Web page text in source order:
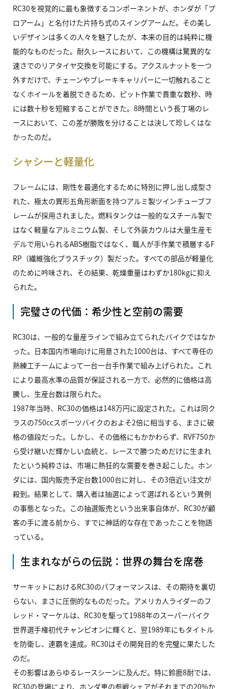
RC30を視覚的に最も象徴するコンポーネントが、ホンダが「プ
ロアーム」と名付けた片持ち式のスイングアームだ。その美し
いデザインは多くの人々を魅了したが、本来の目的は純粋に機
能的なものだった。耐久レースにおいて、この機構は驚異的な
速さでのリアタイヤ交換を可能にする。アクスルナットを一つ
外すだけで、チェーンやブレーキキャリパーに一切触れること
なくホイールを着脱できるため、ピット作業で貴重な数秒、時
には数十秒を短縮することができた。8時間という長丁場のレ
ースにおいて、この差が勝敗を分けることは決して珍しくはな
かったのだ。
シャシーと軽量化
フレームには、剛性を最適化するために特別に押し出し成型さ
れた、極太の異形五角形断面を持つアルミ製ツインチューブフ
レームが採用されました。燃料タンクは一般的なスチール製で
はなく軽量なアルミニウム製、そして外装カウルは大量生産モ
デルで用いられるABS樹脂ではなく、職人が手作業で積層するF
RP（繊維強化プラスチック）製だった。すべての部品が軽量化
のために吟味され、その結果、乾燥重量はわずか180kgに抑え
られた。
完璧さの代価：希少性と空前の需要
RC30は、一般的な量産ラインで組み立てられたバイクではなか
った。日本国内市場向けに用意された1000台は、すべて専任の
熟練工チームによって一台一台手作業で組み上げられた。これ
により最高水準の品質が保証される一方で、必然的に価格は高
騰し、生産台数は限られた。
1987年当時、RC30の価格は148万円に設定された。これは同ク
ラスの750ccスポーツバイクのおよそ2倍に相当する、まさに破
格の値段だった。しかし、その価格にもかかわらず、RVF750か
ら受け継いだ輝かしい血統と、レースで勝つためだけに生まれ
たという純粋さは、市場に熱狂的な需要を巻き起こした。ホン
ダには、国内販売予定台数1000台に対し、その3倍近い注文が
殺到。結果として、購入者は抽選によって選ばれるという異例
の事態となった。この抽選販売という出来事自体が、RC30が顧
客の手に渡る前から、すでに神話的な存在であったことを物語
っている。
生まれながらの伝説：世界の舞台を席巻
サーキットにおけるRC30のパフォーマンスは、その期待を裏切
らない、まさに圧倒的なものだった。アメリカ人ライダーのフ
レッド・マーケルは、RC30を駆って1988年のスーパーバイク
世界選手権初代チャンピオンに輝くと、翌1989年にもタイトル
を防衛し、連覇を達成。RC30はその開発目的を完璧に果たした
のだ。
その影響はあらゆるレースシーンに及んだ。特に鈴鹿8耐では、
RC30の登場により、ホンダ車の参戦シェアがそれまでの20%か